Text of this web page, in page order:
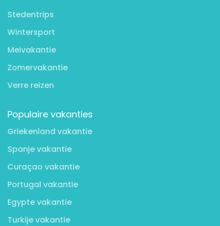
Stedentrips
Wintersport
Meivakantie
Zomervakantie
Verre reizen
Populaire vakanties
Griekenland vakantie
Spanje vakantie
Curaçao vakantie
Portugal vakantie
Egypte vakantie
Turkije vakantie